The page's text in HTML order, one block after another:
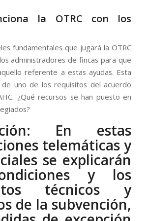
la OTRC con los
fundamentales que jugará la OTRC
administradores de fincas para que
referente a estas ayudas. Esta
uno de los requisitos del acuerdo
¿Qué recursos se han puesto en
En estas
telemáticas y
se explicarán
y los
técnicos y
de la subvención,